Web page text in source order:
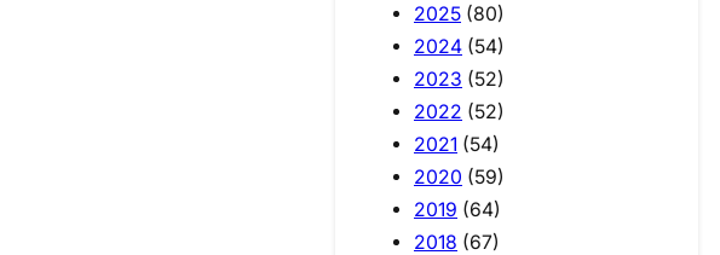
2025 (80)
2024 (54)
2023 (52)
2022 (52)
2021 (54)
2020 (59)
2019 (64)
2018 (67)